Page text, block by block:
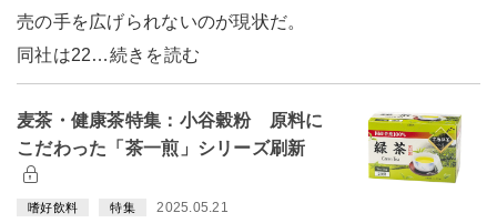
売の手を広げられないのが現状だ。
同社は22…続きを読む
麦茶・健康茶特集：小谷穀粉 原料に
こだわった「茶一煎」シリーズ刷新
嗜好飲料 特集 2025.05.21